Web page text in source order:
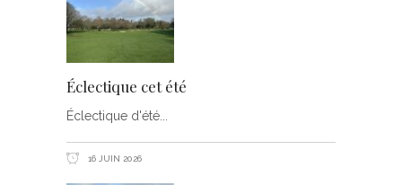
Éclectique cet été
Éclectique d'été
16 JUIN 2026